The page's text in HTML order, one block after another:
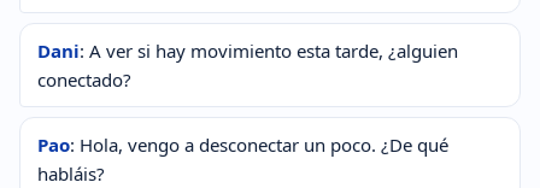
Dani: A ver si hay movimiento esta tarde, ¿alguien
conectado?
Pao: Hola, vengo a desconectar un poco. ¿De qué
habláis?